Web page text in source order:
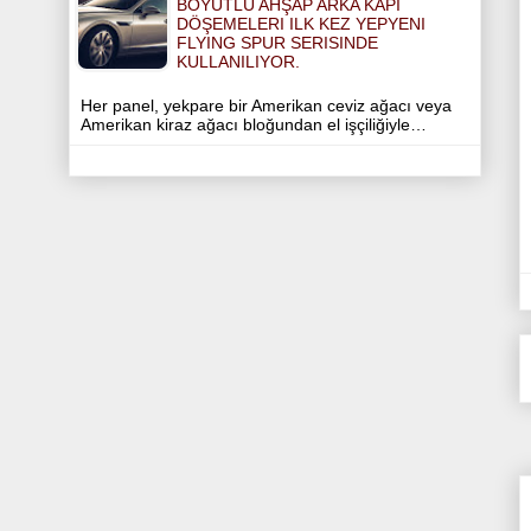
BOYUTLU AHŞAP ARKA KAPI
DÖŞEMELERI ILK KEZ YEPYENI
FLYING SPUR SERISINDE
KULLANILIYOR.
Her panel, yekpare bir Amerikan ceviz ağacı veya
Amerikan kiraz ağacı bloğundan el işçiliğiyle…